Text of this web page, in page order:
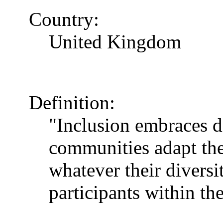
Country:
United Kingdom
Definition:
"Inclusion embraces
communities adapt
whatever their
participants within